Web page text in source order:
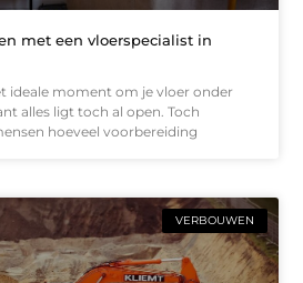
met een vloerspecialist in
ideale moment om je vloer onder
alles ligt toch al open. Toch
hoeveel voorbereiding
VERBOUWEN